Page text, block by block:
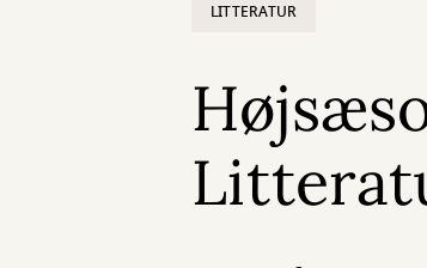
LITTERATUR